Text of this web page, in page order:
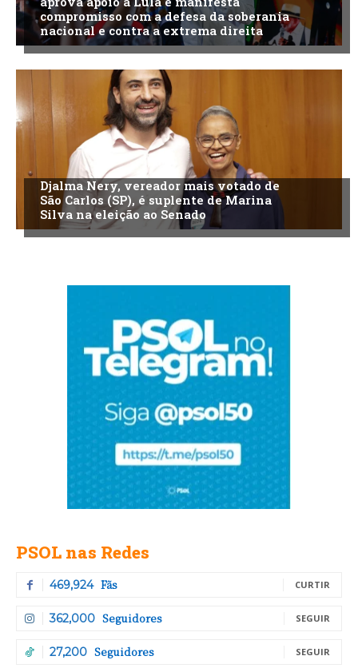
compromisso com a defesa da soberania
nacional e contra a extrema direita
Djalma Nery, vereador mais votado de
São Carlos (SP), é suplente de Marina
Silva na eleição ao Senado
PSOL nas Redes
469,924 Fãs CURTIR
362,000 Seguidores SEGUIR
27,200 Seguidores SEGUIR